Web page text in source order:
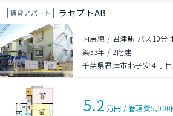
賃貸アパート ラセプトAB
内房線 / 君津駅 バス10分
築33年 /2階建
千葉県君津市北子安４丁目
5.2 万円 /管理費5,000